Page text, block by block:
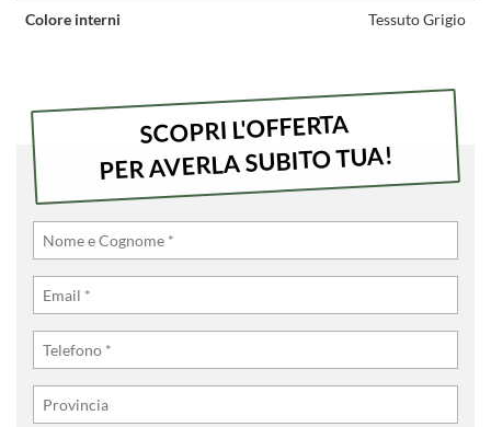
Colore interni Tessuto Grigio
SCOPRI L'OFFERTA
PER AVERLA SUBITO TUA!